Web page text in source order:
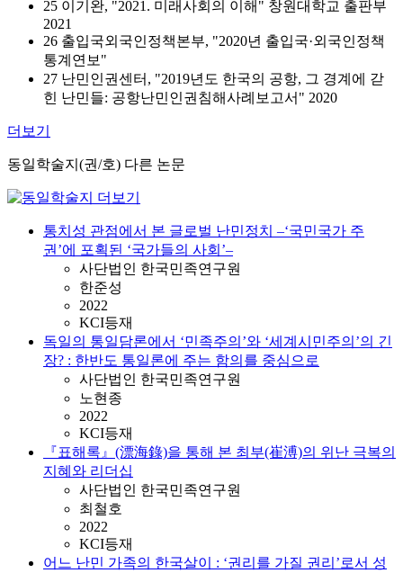
25 이기완, "2021. 미래사회의 이해" 창원대학교 출판부
2021
26 출입국외국인정책본부, "2020년 출입국·외국인정책
통계연보"
27 난민인권센터, "2019년도 한국의 공항, 그 경계에 갇
힌 난민들: 공항난민인권침해사례보고서" 2020
더보기
동일학술지(권/호) 다른 논문
통치성 관점에서 본 글로벌 난민정치 –‘국민국가 주
권’에 포획된 ‘국가들의 사회’–
사단법인 한국민족연구원
한준성
2022
KCI등재
독일의 통일담론에서 ‘민족주의’와 ‘세계시민주의’의 긴
장? : 한반도 통일론에 주는 함의를 중심으로
사단법인 한국민족연구원
노현종
2022
KCI등재
『표해록』(漂海錄)을 통해 본 최부(崔溥)의 위난 극복의
지혜와 리더십
사단법인 한국민족연구원
최철호
2022
KCI등재
어느 난민 가족의 한국살이 : ‘권리를 가질 권리’로서 성